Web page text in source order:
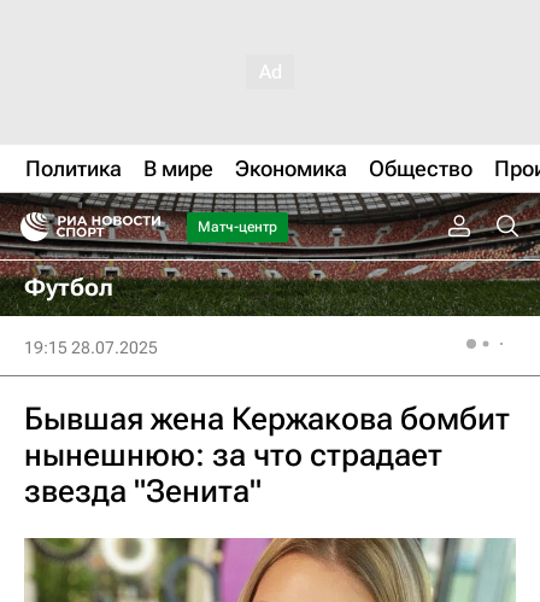
Политика В мире Экономика Общество
Матч-центр
Футбол
19:15 28.07.2025
Бывшая жена Кержакова бомбит
нынешнюю: за что страдает
звезда "Зенита"